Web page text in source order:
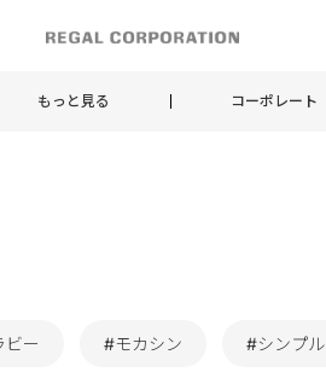
もっと見る コーポレート
ビー #モカシン #シンプル